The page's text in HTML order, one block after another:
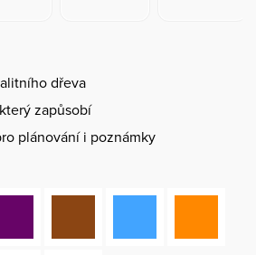
dřeva
zapůsobí
plánování i poznámky